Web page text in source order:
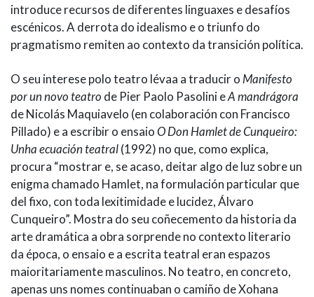
introduce recursos de diferentes linguaxes e desafíos
escénicos. A derrota do idealismo e o triunfo do
pragmatismo remiten ao contexto da transición política.
O seu interese polo teatro lévaa a traducir o Manifesto
por un novo teatro de Pier Paolo Pasolini eA mandrágora
de Nicolás Maquiavelo (en colaboración con Francisco
Pillado) e a escribir o ensaioO Don Hamlet de Cunqueiro:
Unha ecuación teatral(1992) no que, como explica,
procura “mostrar e, se acaso, deitar algo de luz sobre un
enigma chamado Hamlet, na formulación particular que
del fixo, con toda lexitimidade e lucidez, Álvaro
Cunqueiro”. Mostra do seu coñecemento da historia da
arte dramática a obra sorprende no contexto literario
da época, o ensaio e a escrita teatral eran espazos
maioritariamente masculinos. No teatro, en concreto,
apenas uns nomes continuaban o camiño de Xohana